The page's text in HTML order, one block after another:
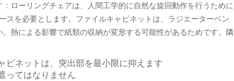
ローリングチェアは、人間工学的に自然な旋回動作を行うために
を必要とします。ファイルキャビネットは、ラジエーターベン
熱による影響で紙類の収納が変形する可能性があるためです。隣
ビネットは、突出部を最小限に抑えます
ってはなりません